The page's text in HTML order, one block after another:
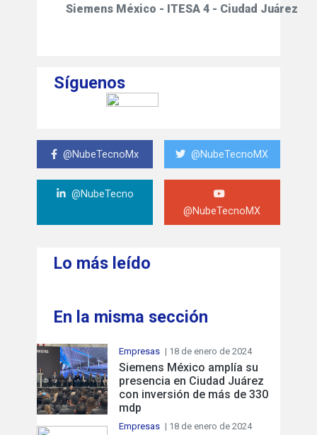
Siemens México - ITESA 4 - Ciudad Juárez
Síguenos
@NubeTecnoMx @NubeTecnoMX
@NubeTecno
@NubeTecnoMX
Lo más leído
En la misma sección
Empresas | 18 de enero de 2024
Siemens México amplía su
presencia en Ciudad Juárez
con inversión de más de 330
mdp
Empresas | 18 de enero de 2024